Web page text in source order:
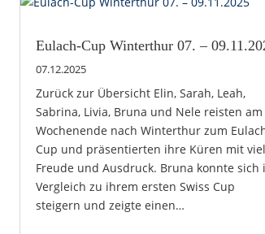
Eulach-Cup Winterthur 07. –
07.12.2025
Zurück zur Übersicht Elin, Sarah, Leah,
Sabrina, Livia, Bruna und Nele reisten am
Wochenende nach Winterthur zum
Cup und präsentierten ihre Küren mit viel
Freude und Ausdruck. Bruna konnte sich
Vergleich zu ihrem ersten Swiss Cup
steigern und zeigte einen…